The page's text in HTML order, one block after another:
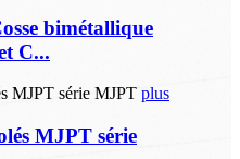
bimétallique
C...
plus
MJPT série